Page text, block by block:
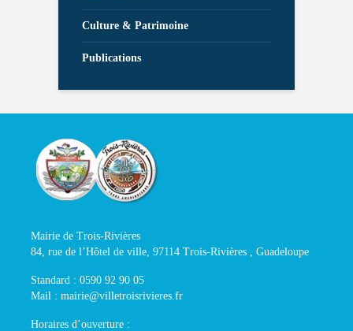
Culture & Patrimoine
Publications
Mairie de Trois-Rivières
84, rue de l’Hôtel de ville, 97114 Trois-Rivières , Guadeloupe
Standard : 0590 92 90 05
Mail : mairie@villetroisrivieres.fr
Horaires d’ouverture :